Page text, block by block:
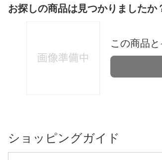
お探しの商品は見つかりましたか
この商品
ショッピングガイド